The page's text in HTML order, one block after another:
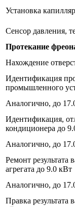
Установка
Сенсор давления,
Протекание
Нахождение
Идентификация
промышленного
Аналогично, до
Идентификация,
кондиционера до
Аналогично, до
Ремонт результата
агрегата до 9.0 кВт
Аналогично, до
Правка результата